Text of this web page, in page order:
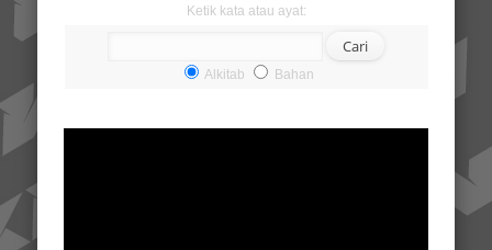
Ketik kata atau ayat:
Alkitab Bahan